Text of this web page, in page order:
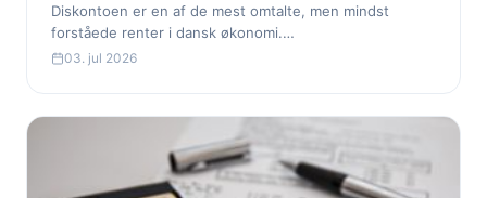
Diskontoen er en af de mest omtalte, men mindst
forståede renter i dansk økonomi.…
03. jul 2026